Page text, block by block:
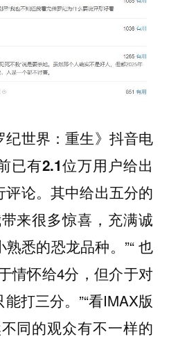
世界：重生》抖音电
已有2.1位万用户给出
评论。其中给出五分的
来很多惊喜，充满诚
悉的恐龙品种。”“ 也
情怀给4分，但介于对
打三分。”“看IMAX版
同的观众有不一样的